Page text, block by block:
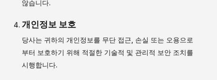
않습니다.
개인정보 보호
당사는 귀하의 개인정보를 무단 접근, 손실 또는 오용으로
부터 보호하기 위해 적절한 기술적 및 관리적 보안 조치를
시행합니다.